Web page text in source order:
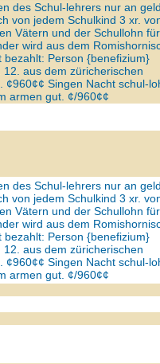
des Schul-lehrers nur an
von jedem Schulkind 3 xr.
Vätern und der Schullohn
wird aus dem
bezahlt: Person {benefizium}
12. aus dem züricherischen
¢960¢¢ Singen Nacht schul-
armen gut. ¢/960¢¢
des Schul-lehrers nur an
von jedem Schulkind 3 xr.
Vätern und der Schullohn
wird aus dem
bezahlt: Person {benefizium}
12. aus dem züricherischen
¢960¢¢ Singen Nacht schul-
armen gut. ¢/960¢¢